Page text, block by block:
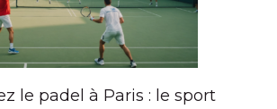
le padel à Paris : le sport